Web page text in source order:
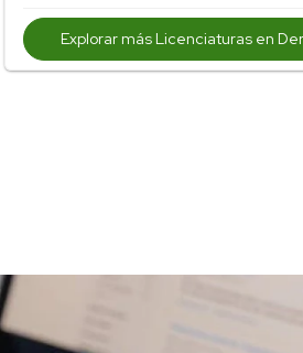
Explorar más Licenciaturas en